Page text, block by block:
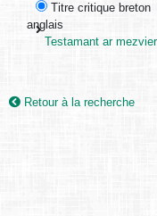
Titre critique breton
anglais
Testamant ar mezvier
Retour à la recherche